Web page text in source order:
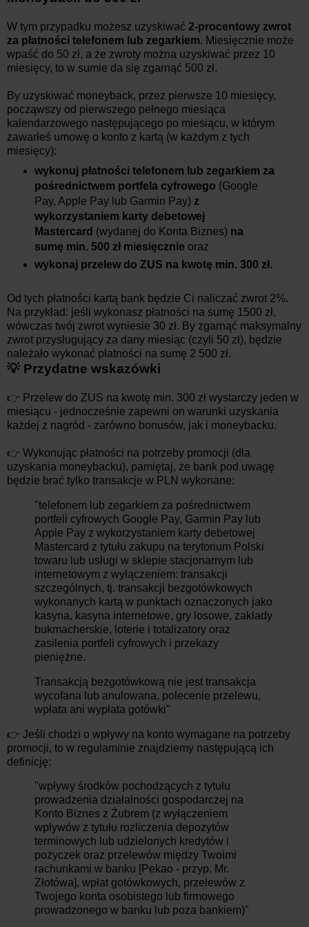
W tym przypadku możesz uzyskiwać 2-procentowy zwrot
za płatności telefonem lub zegarkiem. Miesięcznie może
wpaść do 50 zł, a że zwroty można uzyskiwać przez 10
miesięcy, to w sumie da się zgarnąć 500 zł.
By uzyskiwać moneyback, przez pierwsze 10 miesięcy,
począwszy od pierwszego pełnego miesiąca
kalendarzowego następującego po miesiącu, w którym
zawarłeś umowę o konto z kartą (w każdym z tych
miesięcy):
wykonuj płatności telefonem lub zegarkiem za
pośrednictwem portfela cyfrowego (Google
Pay, Apple Pay lub Garmin Pay) z
wykorzystaniem karty debetowej
Mastercard (wydanej do Konta Biznes) na
sumę min. 500 zł miesięcznie oraz
wykonaj przelew do ZUS na kwotę min. 300 zł.
Od tych płatności kartą bank będzie Ci naliczać zwrot 2%.
Na przykład: jeśli wykonasz płatności na sumę 1500 zł,
wówczas twój zwrot wyniesie 30 zł. By zgarnąć maksymalny
zwrot przysługujący za dany miesiąc (czyli 50 zł), będzie
należało wykonać płatności na sumę 2 500 zł.
💡 Przydatne wskazówki
👉 Przelew do ZUS na kwotę min. 300 zł wystarczy jeden w
miesiącu - jednocześnie zapewni on warunki uzyskania
każdej z nagród - zarówno bonusów, jak i moneybacku.
👉 Wykonując płatności na potrzeby promocji (dla
uzyskania moneybacku), pamiętaj, że bank pod uwagę
będzie brać tylko transakcje w PLN wykonane:
"telefonem lub zegarkiem za pośrednictwem
portfeli cyfrowych Google Pay, Garmin Pay lub
Apple Pay z wykorzystaniem karty debetowej
Mastercard z tytułu zakupu na terytorium Polski
towaru lub usługi w sklepie stacjonarnym lub
internetowym z wyłączeniem: transakcji
szczególnych, tj. transakcji bezgotówkowych
wykonanych kartą w punktach oznaczonych jako
kasyna, kasyna internetowe, gry losowe, zakłady
bukmacherskie, loterie i totalizatory oraz
zasilenia portfeli cyfrowych i przekazy
pieniężne.
Transakcją bezgotówkową nie jest transakcja
wycofana lub anulowana, polecenie przelewu,
wpłata ani wypłata gotówki"
👉 Jeśli chodzi o wpływy na konto wymagane na potrzeby
promocji, to w regulaminie znajdziemy następującą ich
definicję:
"wpływy środków pochodzących z tytułu
prowadzenia działalności gospodarczej na
Konto Biznes z Żubrem (z wyłączeniem
wpływów z tytułu rozliczenia depozytów
terminowych lub udzielonych kredytów i
pożyczek oraz przelewów między Twoimi
rachunkami w banku [Pekao - przyp. Mr.
Złotówa], wpłat gotówkowych, przelewów z
Twojego konta osobistego lub firmowego
prowadzonego w banku lub poza bankiem)"